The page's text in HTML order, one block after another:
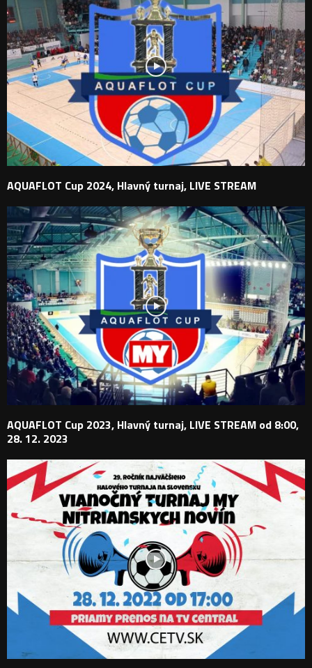
AQUAFLOT Cup 2024, Hlavný turnaj, LIVE STREAM
AQUAFLOT Cup 2023, Hlavný turnaj, LIVE STREAM od 8:00,
28. 12. 2023